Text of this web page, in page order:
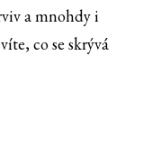
a mnohdy i
co se skrývá